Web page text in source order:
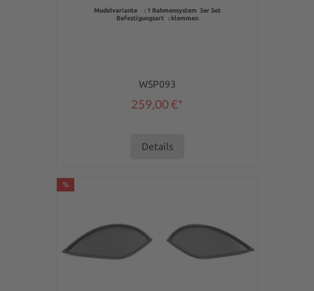
Modelvariante : 1 Rahmensystem 3er Set
Befestigungsart : klemmen
WSP093
259,00 €*
Details
%